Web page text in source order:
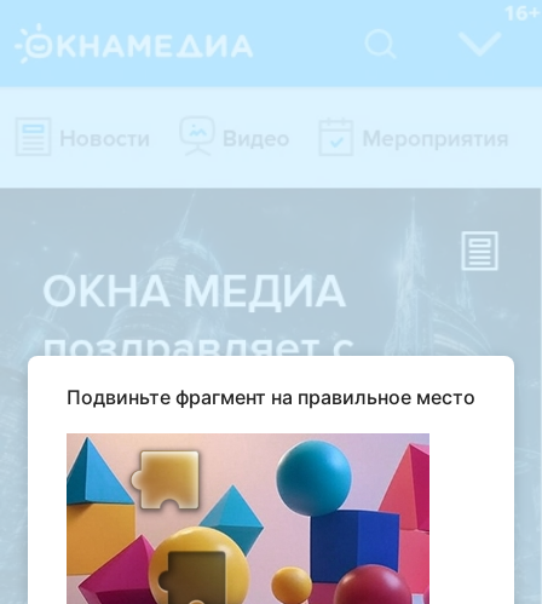
Подвиньте фрагмент на правильное место